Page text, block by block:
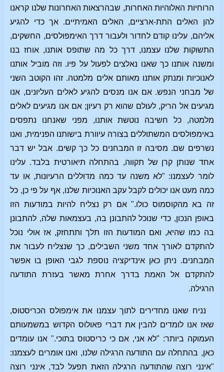
הרוחיות האלוהיות האחרות, שבהרצאות האחרונות שלנו קראנו
להן האלים התת-ארציים, האלים האמיתיים. אך כדי להגיע
אליהם, עלינו קודם לחדור ולעבור דרך האימפולסים, החשקים,
התשוקות שלנו עצמנו, דרך כל מה שתופס אותנו, אוחז בנו
ומשנה אותנו כך שאנו נאלצים לפעול על פיו. וזה מוביל אותנו
לאנוכיות ומנתק אותנו מאותם אלים מלמטה. זהו הקוטב השני
של מבחני הנפש. אם אנו מנסים להגיע לאלים העליונים, אנו
מגיעים אל הריק, לעולם שהוא רק רעיון; אם אנו מגיעים לאלים
מלמטה, כל חשיבה נוטשת אותנו, מפני שאנחנו נתפסים
באימפולסים המשתוללים בצורה עיוורת בישותנו הפנימית, ואנו
נשרפים שם. מסיבה זו המבחנים כל כך קשים. אבל יש דבר
אחד שנותן קרן של תקווה, בהתחלה תיאורטית בלבד. עלינו
לומר לעצמנו: "לא משנה עד כמה מדוללים הרעיונות, או עד
כמה מעט אנו יכולים לקבל עקב האנוכיות שלנו, אף על פי כן, כל
זה בא מהקוסמוס כולו." אם רק נצליח להיות במודעות הזו
באופן הנכון, כדי שנוכל להתבונן בה, בעצמאות שלה, להתבונן
בה כמו שהיא, ואם המודעות הזו תלך ותתחזק, אז אולי נוכל
להתקדם לאורך אחד משני השבילים, כך שנצליח לעבור את
המבחנים. ניתן כאן אינדיקציה נוספת לגבי האופן בו אפשר
להתקדם אל האמת בדרך אחרת מאשר בעזרת התודעה
הרגילה.
נניח שאנו מחדירים לתוך עצמנו את אימפולס הכריסטוס,
שאז אנו לומדים להבין את דברי פאולוס הקדוש במשמעותם
העמוקה ביותר: "לא אני, אם כי כריסטוס בתוכי." אנו עומדים
כאן, בהתחלה עם התודעה הרגילה שלנו, ואנו אומרים לעצמנו:
"אינני רוצה שהתודעה הרגילה הזאת תפעל לבד, אינני רוצה